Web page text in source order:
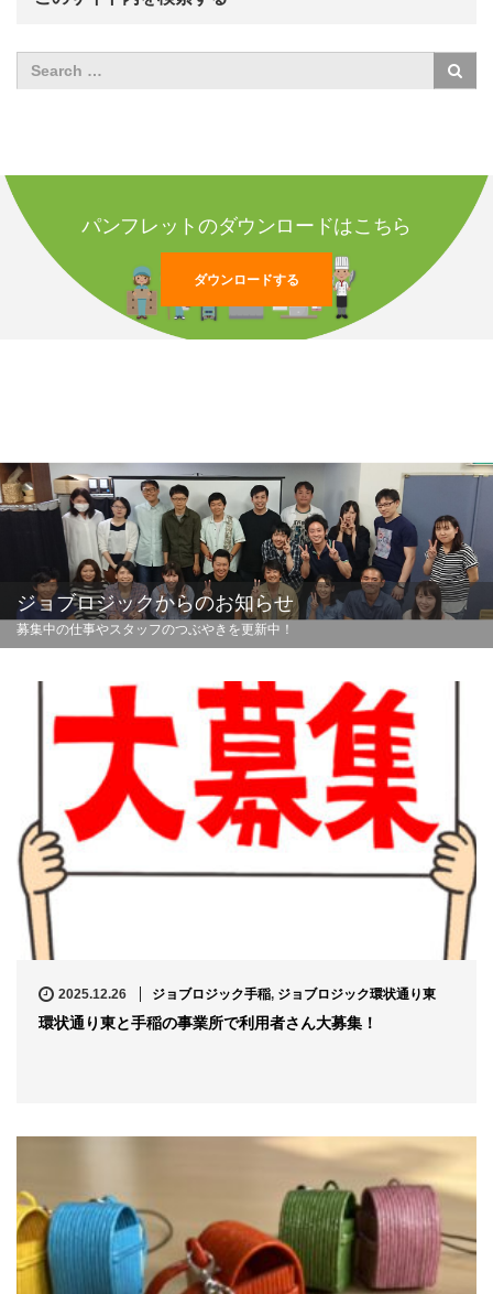
パンフレットのダウンロードはこちら
ダウンロードする
ジョブロジックからのお知らせ
募集中の仕事やスタッフのつぶやきを更新中！
2025.12.26 ジョブロジック手稲, ジョブロジック環状通り東
環状通り東と手稲の事業所で利用者さん大募集！